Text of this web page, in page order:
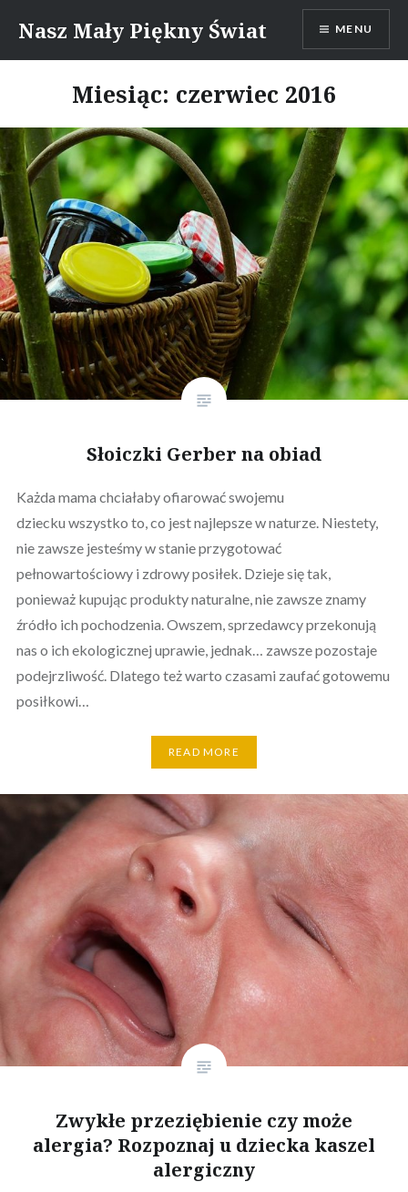
content
Nasz Mały Piękny Świat MENU
Miesiąc: czerwiec 2016
Słoiczki Gerber na obiad
Każda mama chciałaby ofiarować swojemu
dziecku wszystko to, co jest najlepsze w naturze. Niestety,
nie zawsze jesteśmy w stanie przygotować
pełnowartościowy i zdrowy posiłek. Dzieje się tak,
ponieważ kupując produkty naturalne, nie zawsze znamy
źródło ich pochodzenia. Owszem, sprzedawcy przekonują
nas o ich ekologicznej uprawie, jednak… zawsze pozostaje
podejrzliwość. Dlatego też warto czasami zaufać gotowemu
posiłkowi…
READ MORE
Zwykłe przeziębienie czy może
alergia? Rozpoznaj u dziecka kaszel
alergiczny